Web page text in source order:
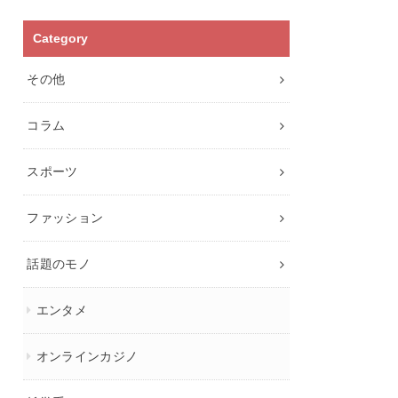
Category
その他
コラム
スポーツ
ファッション
話題のモノ
エンタメ
オンラインカジノ